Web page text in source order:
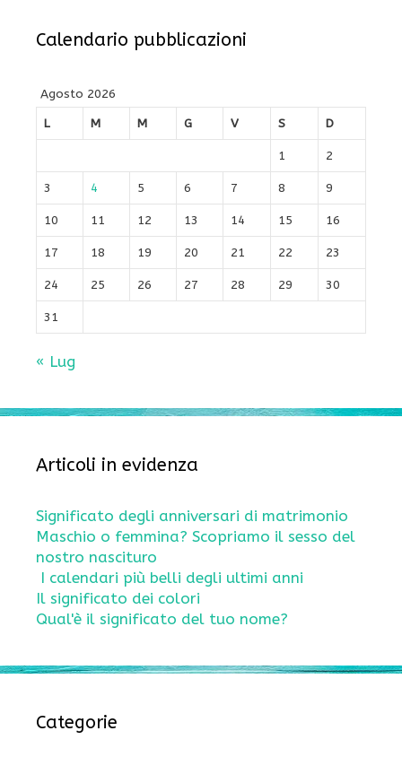
Calendario pubblicazioni
Agosto 2026
L
M M G V S D
1 2
3 4 5 6 7 8 9
10 11 12 13 14 15 16
17 18 19 20 21 22 23
24 25 26 27 28 29 30
31
« Lug
Articoli in evidenza
Significato degli anniversari di matrimonio
Maschio o femmina? Scopriamo il sesso del
nostro nascituro
I calendari più belli degli ultimi anni
Il significato dei colori
Qual'è il significato del tuo nome?
Categorie